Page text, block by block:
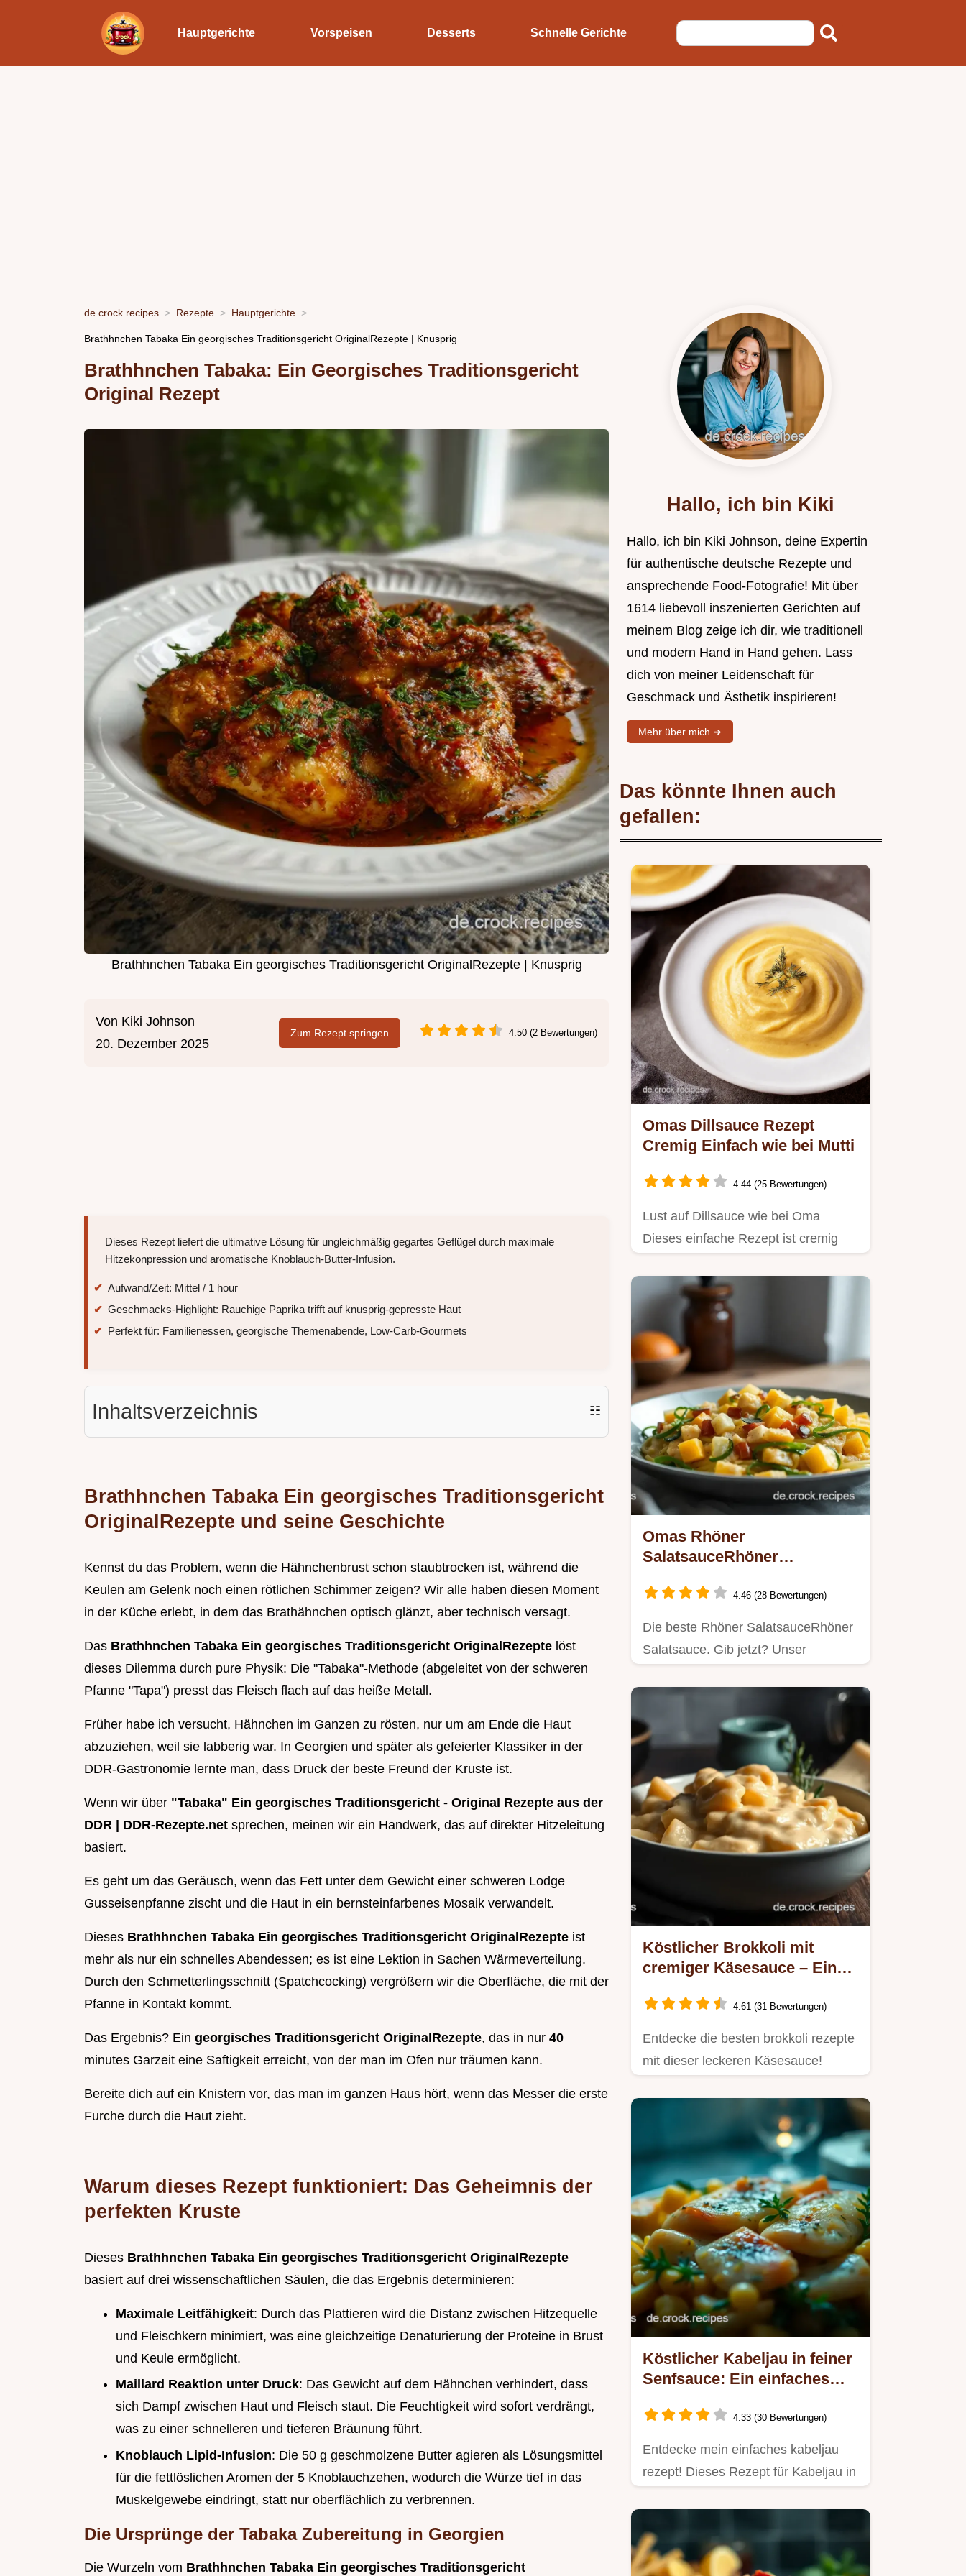
Hauptgerichte Vorspeisen Desserts Schnelle Gerichte
de.crock.recipes Rezepte Hauptgerichte
Brathhnchen Tabaka Ein georgisches Traditionsgericht OriginalRezepte | Knusprig
Brathhnchen Tabaka: Ein Georgisches Traditionsgericht
Original Rezept
Brathhnchen Tabaka Ein georgisches Traditionsgericht OriginalRezepte | Knusprig
Von Kiki Johnson
20. Dezember 2025
Zum Rezept springen 4.50 (2 Bewertungen)
Dieses Rezept liefert die ultimative Lösung für ungleichmäßig gegartes Geflügel durch maximale
Hitzekonpression und aromatische Knoblauch-Butter-Infusion.
Aufwand/Zeit: Mittel / 1 hour
Geschmacks-Highlight: Rauchige Paprika trifft auf knusprig-gepresste Haut
Perfekt für: Familienessen, georgische Themenabende, Low-Carb-Gourmets
Inhaltsverzeichnis ☷
Brathhnchen Tabaka Ein georgisches Traditionsgericht
OriginalRezepte und seine Geschichte
Kennst du das Problem, wenn die Hähnchenbrust schon staubtrocken ist, während die
Keulen am Gelenk noch einen rötlichen Schimmer zeigen? Wir alle haben diesen Moment
in der Küche erlebt, in dem das Brathähnchen optisch glänzt, aber technisch versagt.
Das Brathhnchen Tabaka Ein georgisches Traditionsgericht OriginalRezepte löst
dieses Dilemma durch pure Physik: Die "Tabaka"-Methode (abgeleitet von der schweren
Pfanne "Tapa") presst das Fleisch flach auf das heiße Metall.
Früher habe ich versucht, Hähnchen im Ganzen zu rösten, nur um am Ende die Haut
abzuziehen, weil sie labberig war. In Georgien und später als gefeierter Klassiker in der
DDR-Gastronomie lernte man, dass Druck der beste Freund der Kruste ist.
Wenn wir über "Tabaka" Ein georgisches Traditionsgericht - Original Rezepte aus der
DDR | DDR-Rezepte.net sprechen, meinen wir ein Handwerk, das auf direkter Hitzeleitung
basiert.
Es geht um das Geräusch, wenn das Fett unter dem Gewicht einer schweren Lodge
Gusseisenpfanne zischt und die Haut in ein bernsteinfarbenes Mosaik verwandelt.
Dieses Brathhnchen Tabaka Ein georgisches Traditionsgericht OriginalRezepte ist
mehr als nur ein schnelles Abendessen; es ist eine Lektion in Sachen Wärmeverteilung.
Durch den Schmetterlingsschnitt (Spatchcocking) vergrößern wir die Oberfläche, die mit der
Pfanne in Kontakt kommt.
Das Ergebnis? Ein georgisches Traditionsgericht OriginalRezepte, das in nur 40
minutes Garzeit eine Saftigkeit erreicht, von der man im Ofen nur träumen kann.
Bereite dich auf ein Knistern vor, das man im ganzen Haus hört, wenn das Messer die erste
Furche durch die Haut zieht.
Warum dieses Rezept funktioniert: Das Geheimnis der
perfekten Kruste
Dieses Brathhnchen Tabaka Ein georgisches Traditionsgericht OriginalRezepte
basiert auf drei wissenschaftlichen Säulen, die das Ergebnis determinieren:
Maximale Leitfähigkeit: Durch das Plattieren wird die Distanz zwischen Hitzequelle
und Fleischkern minimiert, was eine gleichzeitige Denaturierung der Proteine in Brust
und Keule ermöglicht.
Maillard Reaktion unter Druck: Das Gewicht auf dem Hähnchen verhindert, dass
sich Dampf zwischen Haut und Fleisch staut. Die Feuchtigkeit wird sofort verdrängt,
was zu einer schnelleren und tieferen Bräunung führt.
Knoblauch Lipid-Infusion: Die 50 g geschmolzene Butter agieren als Lösungsmittel
für die fettlöslichen Aromen der 5 Knoblauchzehen, wodurch die Würze tief in das
Muskelgewebe eindringt, statt nur oberflächlich zu verbrennen.
Die Ursprünge der Tabaka Zubereitung in Georgien
Die Wurzeln vom Brathhnchen Tabaka Ein georgisches Traditionsgericht
Hallo, ich bin Kiki
Hallo, ich bin Kiki Johnson, deine Expertin
für authentische deutsche Rezepte und
ansprechende Food-Fotografie! Mit über
1614 liebevoll inszenierten Gerichten auf
meinem Blog zeige ich dir, wie traditionell
und modern Hand in Hand gehen. Lass
dich von meiner Leidenschaft für
Geschmack und Ästhetik inspirieren!
Mehr über mich ➜
Das könnte Ihnen auch
gefallen:
Omas Dillsauce Rezept
Cremig Einfach wie bei Mutti
4.44 (25 Bewertungen)
Lust auf Dillsauce wie bei Oma
Dieses einfache Rezept ist cremig
Omas Rhöner
SalatsauceRhöner
einfach, so lecker!4.46 (28 Bewertungen)
Die beste Rhöner SalatsauceRhöner
Salatsauce. Gib jetzt? Unser
Köstlicher Brokkoli mit
cremiger Käsesauce – Ein
4.61 (31 Bewertungen)
Entdecke die besten brokkoli rezepte
mit dieser leckeren Käsesauce!
Köstlicher Kabeljau in feiner
Senfsauce: Ein einfaches
4.33 (30 Bewertungen)
Entdecke mein einfaches kabeljau
rezept! Dieses Rezept für Kabeljau in